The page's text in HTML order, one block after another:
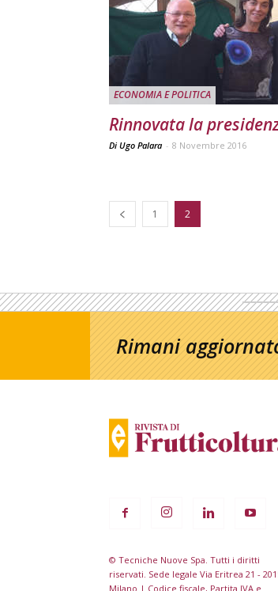
ECONOMIA E POLITICA
Rinnovata la
Di Ugo Palara - 8 Novembre 2016
1 2
Rimani
© Tecniche Nuove Spa. Tutti i diritti
riservati. Sede legale Via Eritrea 21 -
Milano | Codice fiscale, Partita IVA e